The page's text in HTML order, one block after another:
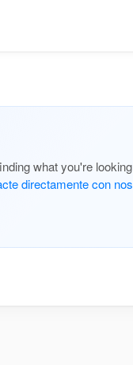
what you're
directamente con